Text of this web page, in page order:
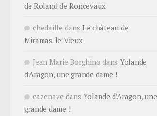
de Roland de Roncevaux
chedaille dans Le château de
Miramas-le-Vieux
Jean Marie Borghino dans Yolande
d’Aragon, une grande dame !
cazenave dans Yolande d’Aragon, une
grande dame !